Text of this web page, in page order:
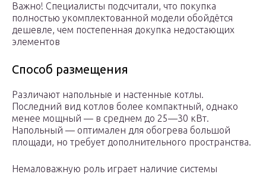
Важно! Специалисты подсчитали, что покупка
полностью укомплектованной модели обойдётся
дешевле, чем постепенная докупка недостающих
элементов
Способ размещения
Различают напольные и настенные котлы.
Последний вид котлов более компактный, однако
менее мощный — в среднем до 25—30 кВт.
Напольный — оптимален для обогрева большой
площади, но требует дополнительного пространства.
Немаловажную роль играет наличие системы